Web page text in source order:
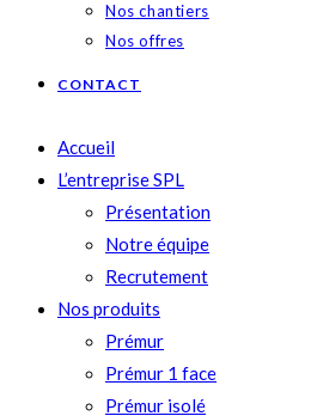
Nos chantiers
Nos offres
CONTACT
Accueil
L’entreprise SPL
Présentation
Notre équipe
Recrutement
Nos produits
Prémur
Prémur 1 face
Prémur isolé